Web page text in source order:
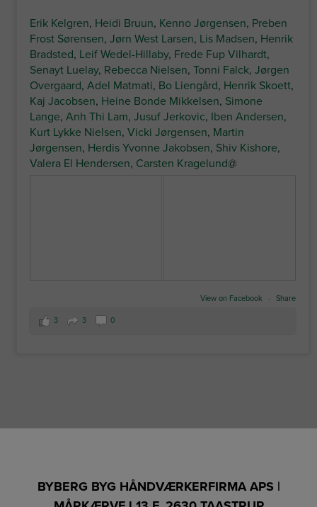
Erik Kelgren, Heidi Bruun, Kenno Jørgensen, Preben
Frost Sørensen,Jørn West Larsen, Lis Madsen, Henrik
Bradsted, Leif Wedel-Hillaby, Frede Fup Vilhardt,
Senayt Luelay, Rebecca Nielsen,Tonni Falck,Jørgen
Overgaard,Adel Matmati, Bo Liengård, Henrik Skoett,
Kaj Jacobsen, Heine Bonde Mikkelsen, Simone
Lange,Anh Thi Lam,Jusuf Jerkovic, Iben Andersen,
Kurt Lykke Nielsen,Vicki Jørgensen, Martin
Jørgensen, Herdis Yvonne Jakobsen, Shiv Kishore,
Valera El Hendersen, Carsten Kragelund@
View on Facebook · Share
3 3 0
BYBERG BYG HÅNDVÆRKERFIRMA APS |